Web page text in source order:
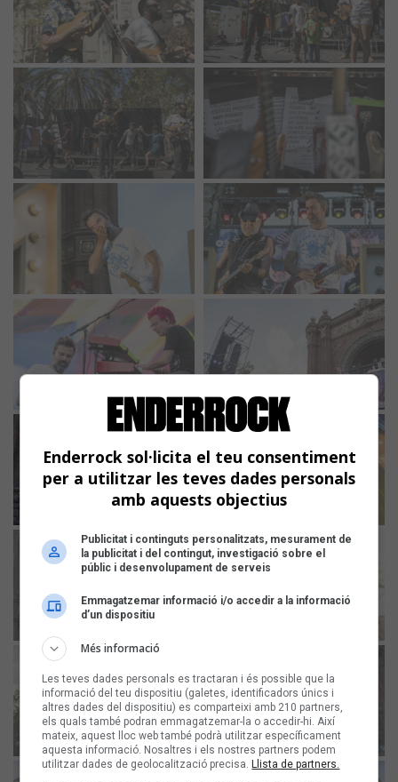
Enderrock sol·licita el teu consentiment
per a utilitzar les teves dades personals
amb aquests objectius
Publicitat i continguts personalitzats, mesurament de
la publicitat i del contingut, investigació sobre el
públic i desenvolupament de serveis
Emmagatzemar informació i/o accedir a la informació
d’un dispositiu
Més informació
Les teves dades personals es tractaran i és possible que la
informació del teu dispositiu (galetes, identificadors únics i
altres dades del dispositiu) es comparteixi amb 210 partners,
els quals també podran emmagatzemar-la o accedir-hi. Així
mateix, aquest lloc web també podrà utilitzar específicament
aquesta informació. Nosaltres i els nostres partners podem
utilitzar dades de geolocalització precisa. Llista de partners.